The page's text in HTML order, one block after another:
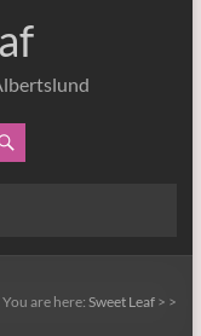
You are here:Sweet Leaf > >